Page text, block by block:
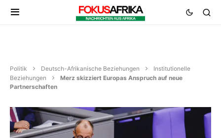
Politik Deutsch-Afrikanische Beziehungen
Institutionelle
Beziehungen
Merz skizziert Europas Anspruch auf neue
Partnerschaften